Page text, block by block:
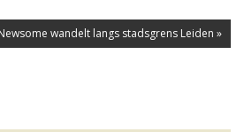
wandelt langs stadsgrens Leiden »